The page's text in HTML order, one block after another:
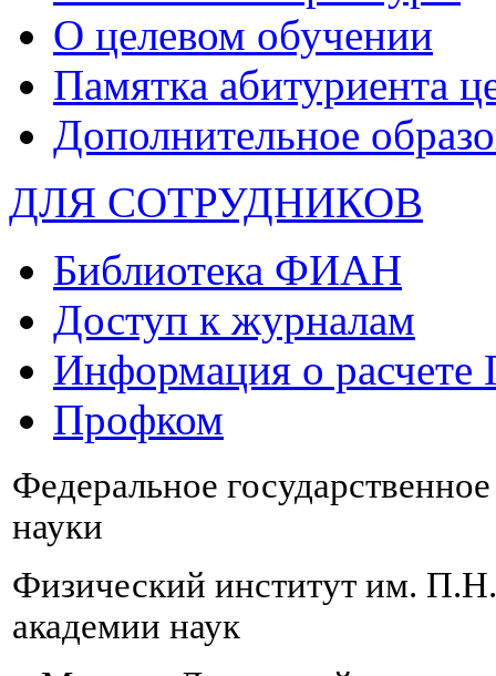
О целевом обучении
Памятка абитуриента
Дополнительное
ДЛЯ СОТРУДНИКОВ
Библиотека ФИАН
Доступ к журналам
Информация о
Профком
Федеральное
науки
Физический институт им.
академии наук